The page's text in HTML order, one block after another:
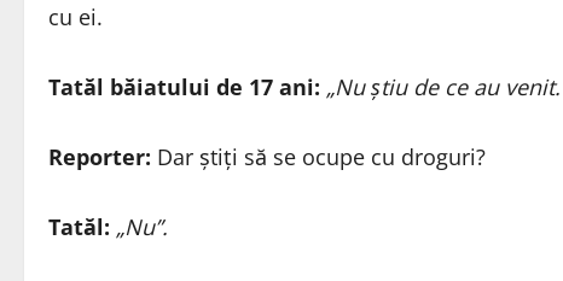
cu ei.
Tatăl băiatului de 17 ani: „Nu știu de ce au
Reporter: Dar știți să se ocupe cu droguri?
Tatăl: „Nu”.